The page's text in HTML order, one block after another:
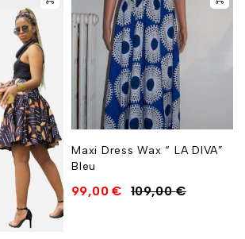
Maxi Dress Wax “ LA DIVA”
Bleu
109,00€
99,00€